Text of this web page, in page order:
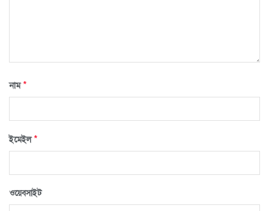
নাম*
ইমেইল*
ওয়েবসাইট